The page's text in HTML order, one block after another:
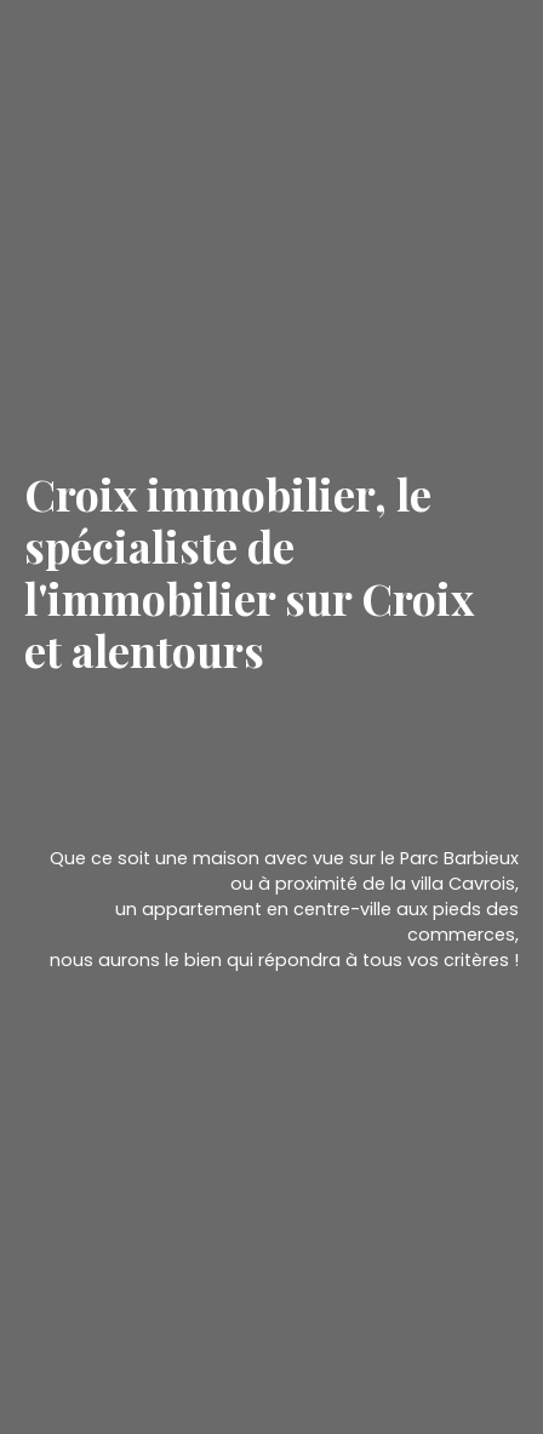
Croix immobilier, le
spécialiste de
l'immobilier sur Croix
et alentours
Que ce soit une maison avec vue sur le Parc Barbieux
ou à proximité de la villa Cavrois,
un appartement en centre-ville aux pieds des
commerces,
nous aurons le bien qui répondra à tous vos critères !